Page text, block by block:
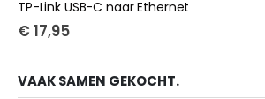
TP-Link USB-C naar Ethernet
€ 17,95
VAAK SAMEN GEKOCHT.